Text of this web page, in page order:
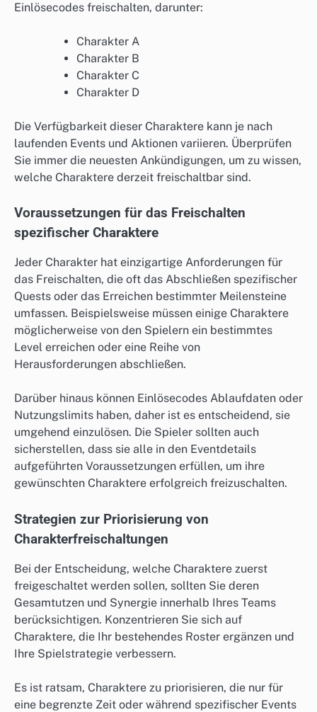
Einlösecodes freischalten, darunter:
Charakter A
Charakter B
Charakter C
Charakter D
Die Verfügbarkeit dieser Charaktere kann je nach
laufenden Events und Aktionen variieren. Überprüfen
Sie immer die neuesten Ankündigungen, um zu wissen,
welche Charaktere derzeit freischaltbar sind.
Voraussetzungen für das Freischalten
spezifischer Charaktere
Jeder Charakter hat einzigartige Anforderungen für
das Freischalten, die oft das Abschließen spezifischer
Quests oder das Erreichen bestimmter Meilensteine
umfassen. Beispielsweise müssen einige Charaktere
möglicherweise von den Spielern ein bestimmtes
Level erreichen oder eine Reihe von
Herausforderungen abschließen.
Darüber hinaus können Einlösecodes Ablaufdaten oder
Nutzungslimits haben, daher ist es entscheidend, sie
umgehend einzulösen. Die Spieler sollten auch
sicherstellen, dass sie alle in den Eventdetails
aufgeführten Voraussetzungen erfüllen, um ihre
gewünschten Charaktere erfolgreich freizuschalten.
Strategien zur Priorisierung von
Charakterfreischaltungen
Bei der Entscheidung, welche Charaktere zuerst
freigeschaltet werden sollen, sollten Sie deren
Gesamtutzen und Synergie innerhalb Ihres Teams
berücksichtigen. Konzentrieren Sie sich auf
Charaktere, die Ihr bestehendes Roster ergänzen und
Ihre Spielstrategie verbessern.
Es ist ratsam, Charaktere zu priorisieren, die nur für
eine begrenzte Zeit oder während spezifischer Events